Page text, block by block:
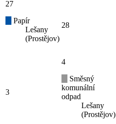
27
Papír
Lešany
(Prostějov)
28
3
4
Směsný
komunální
odpad
Lešany
(Prostějov)